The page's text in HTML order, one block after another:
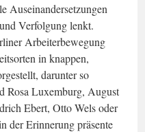
Auseinandersetzungen
Verfolgung lenkt.
Arbeiterbewegung
in knappen,
darunter so
Rosa Luxemburg, August
Ebert, Otto Wels oder
der Erinnerung präsente